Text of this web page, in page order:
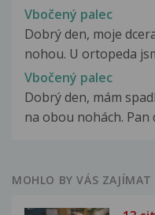
Vbočený palec
Dobrý den, moje
nohou. U ortopeda
Vbočený palec
Dobrý den, mám
na obou nohách. Pan
MOHLO BY VÁS ZAJÍMAT